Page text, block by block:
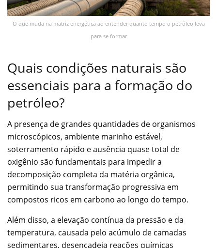
O que muda na matriz energética ao entender quanto tempo o petróleo leva
para se formar
Quais condições naturais são
essenciais para a formação do
petróleo?
A presença de grandes quantidades de organismos
microscópicos, ambiente marinho estável,
soterramento rápido e ausência quase total de
oxigênio são fundamentais para impedir a
decomposição completa da matéria orgânica,
permitindo sua transformação progressiva em
compostos ricos em carbono ao longo do tempo.
Além disso, a elevação contínua da pressão e da
temperatura, causada pelo acúmulo de camadas
sedimentares, desencadeia reações químicas